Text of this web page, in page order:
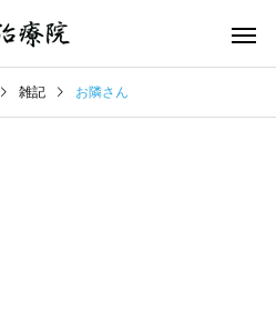
雑記 お隣さん